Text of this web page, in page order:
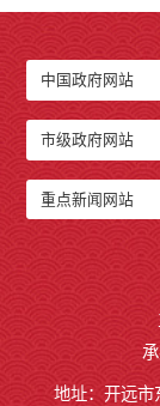
中国农工
中国民主
开远市退
开远市医
开远市综合
开远市融
开远市国
开远市城
行政事业性收
中国政府网站
市级政府网站
重点新闻网站
地址：开远市